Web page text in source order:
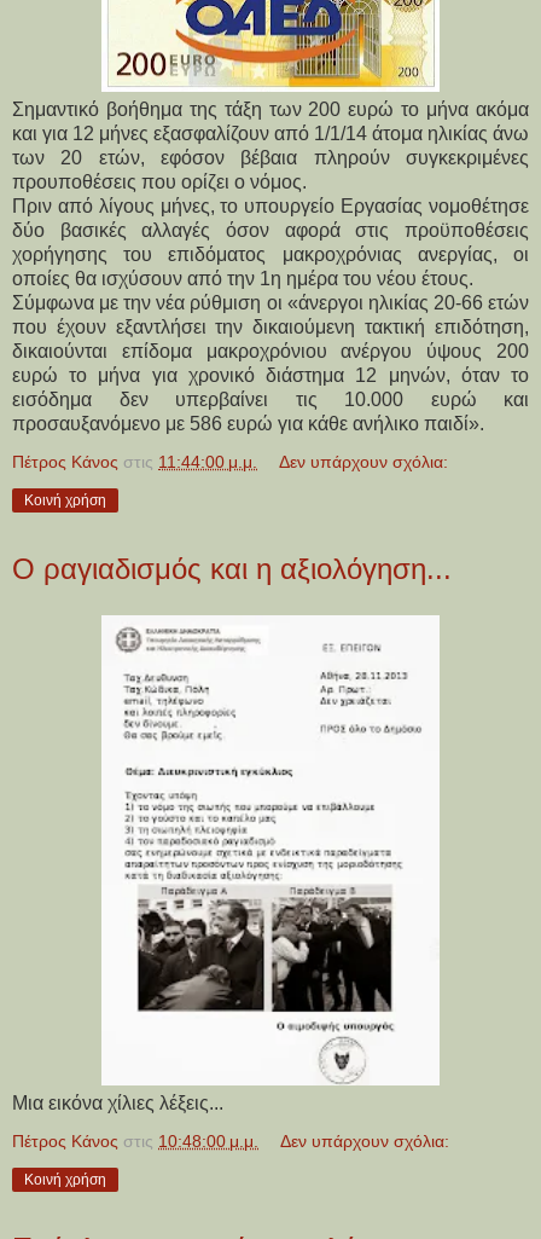
Σημαντικό βοήθημα της τάξη των 200 ευρώ το μήνα ακόμα
και για 12 μήνες εξασφαλίζουν από 1/1/14 άτομα ηλικίας άνω
των 20 ετών, εφόσον βέβαια πληρούν συγκεκριμένες
προυποθέσεις που ορίζει ο νόμος.
Πριν από λίγους μήνες, το υπουργείο Εργασίας νομοθέτησε
δύο βασικές αλλαγές όσον αφορά στις προϋποθέσεις
χορήγησης του επιδόματος μακροχρόνιας ανεργίας, οι
οποίες θα ισχύσουν από την 1η ημέρα του νέου έτους.
Σύμφωνα με την νέα ρύθμιση οι «άνεργοι ηλικίας 20-66 ετών
που έχουν εξαντλήσει την δικαιούμενη τακτική επιδότηση,
δικαιούνται επίδομα μακροχρόνιου ανέργου ύψους 200
ευρώ το μήνα για χρονικό διάστημα 12 μηνών, όταν το
εισόδημα δεν υπερβαίνει τις 10.000 ευρώ και
προσαυξανόμενο με 586 ευρώ για κάθε ανήλικο παιδί».
Πέτρος Κάνος στις 11:44:00 μ.μ. Δεν υπάρχουν σχόλια:
Κοινή χρήση
Ο ραγιαδισμός και η αξιολόγηση...
Μια εικόνα χίλιες λέξεις...
Πέτρος Κάνος στις 10:48:00 μ.μ. Δεν υπάρχουν σχόλια:
Κοινή χρήση